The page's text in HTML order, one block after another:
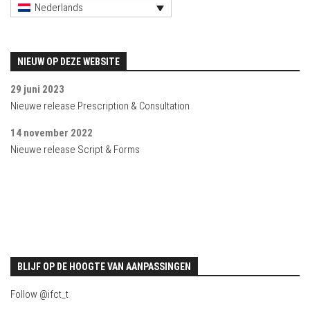
Nederlands
NIEUW OP DEZE WEBSITE
29 juni 2023
Nieuwe release Prescription & Consultation
14 november 2022
Nieuwe release Script & Forms
BLIJF OP DE HOOGTE VAN AANPASSINGEN
Follow @ifct_t